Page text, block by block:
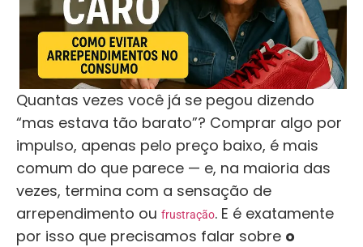
Quantas vezes você já se pegou dizendo
“mas estava tão barato”? Comprar algo por
impulso, apenas pelo preço baixo, é mais
comum do que parece — e, na maioria das
vezes, termina com a sensação de
arrependimento ou frustração. E é exatamente
por isso que precisamos falar sobre o